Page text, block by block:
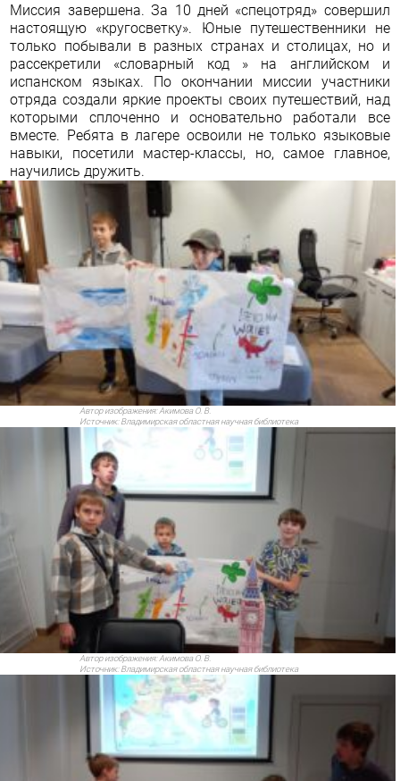
Миссия завершена. За 10 дней «спецотряд» совершил
настоящую «кругосветку». Юные путешественники не
только побывали в разных странах и столицах, но и
рассекретили «словарный код » на английском и
испанском языках. По окончании миссии участники
отряда создали яркие проекты своих путешествий, над
которыми сплоченно и основательно работали все
вместе. Ребята в лагере освоили не только языковые
навыки, посетили мастер-классы, но, самое главное,
научились дружить.
Автор изображения:Акимова О. В.
Источник:Владимирская областная научная библиотека
Автор изображения:Акимова О. В.
Источник:Владимирская областная научная библиотека